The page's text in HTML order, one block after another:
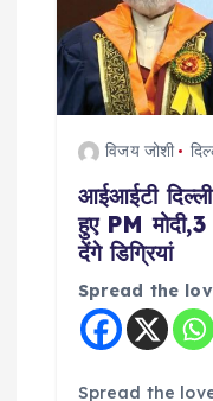
a
t
विजय जोशी
आईआईटी दिल्ली
हुए PM
देंगे डिग्रियां
Spread the
Spread the love